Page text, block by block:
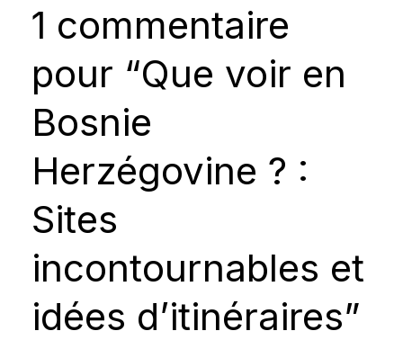
1 commentaire
pour “Que voir en
Bosnie
Herzégovine ? :
Sites
incontournables et
idées d’itinéraires”